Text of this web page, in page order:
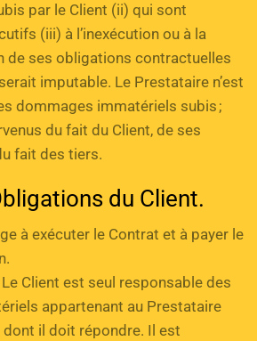
par le Client (ii) qui sont
(iii) à l’inexécution ou à la
de ses obligations contractuelles
imputable. Le Prestataire n’est
dommages immatériels subis ;
du fait du Client, de ses
fait des tiers.
du Client.
à exécuter le Contrat et à payer le
Client est seul responsable des
appartenant au Prestataire
il doit répondre. Il est